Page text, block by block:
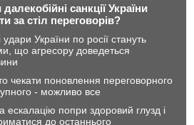
санкції України
за стіл переговорів?
України по росії стануть
що агресору доведеться
чекати поновлення переговорного
- можливо все
ескалацію попри здоровий глузд і
до останнього